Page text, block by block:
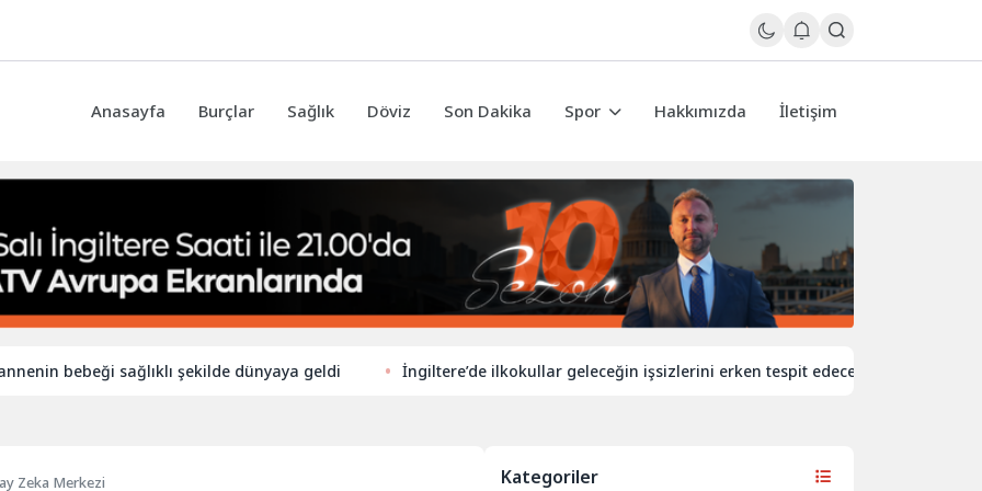
Anasayfa Burçlar Sağlık Döviz Son Dakika Spor Hakkımızda İletişim
sağlıklı şekilde dünyaya geldi İngiltere’de ilkokullar geleceğin işsizlerini erken tespit edecek
Zeka Merkezi
Kategoriler